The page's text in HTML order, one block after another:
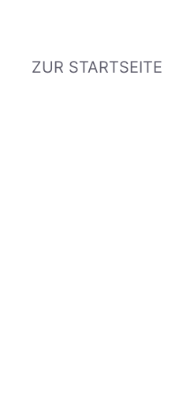
ZUR STARTSEITE